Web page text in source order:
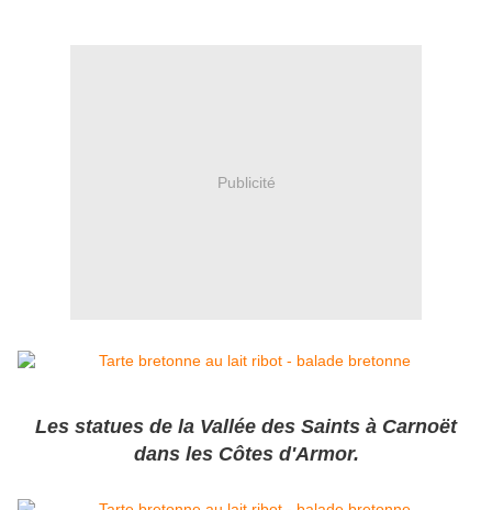
Publicité
Les statues de la Vallée des Saints à Carnoët
dans les Côtes d'Armor.